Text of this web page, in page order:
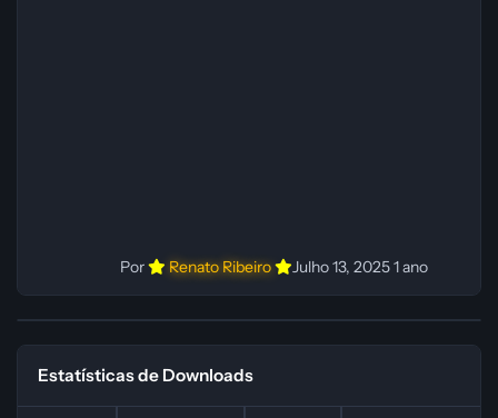
Por Renato Ribeiro Julho 13, 20251 ano
Estatísticas de Downloads